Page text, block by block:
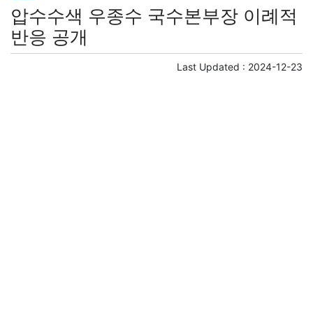
압수수색 우종수 국수본부장 이례적
반응 공개
Last Updated : 2024-12-23